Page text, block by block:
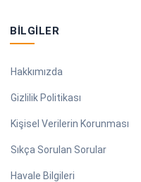
BILGILER
Hakkımızda
Gizlilik Politikası
Kişisel Verilerin Korunması
Sıkça Sorulan Sorular
Havale Bilgileri